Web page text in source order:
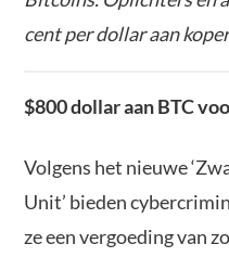
cent per dollar aan
$800 dollar aan BTC
Volgens het nieuwe
Unit’ bieden
ze een vergoeding van